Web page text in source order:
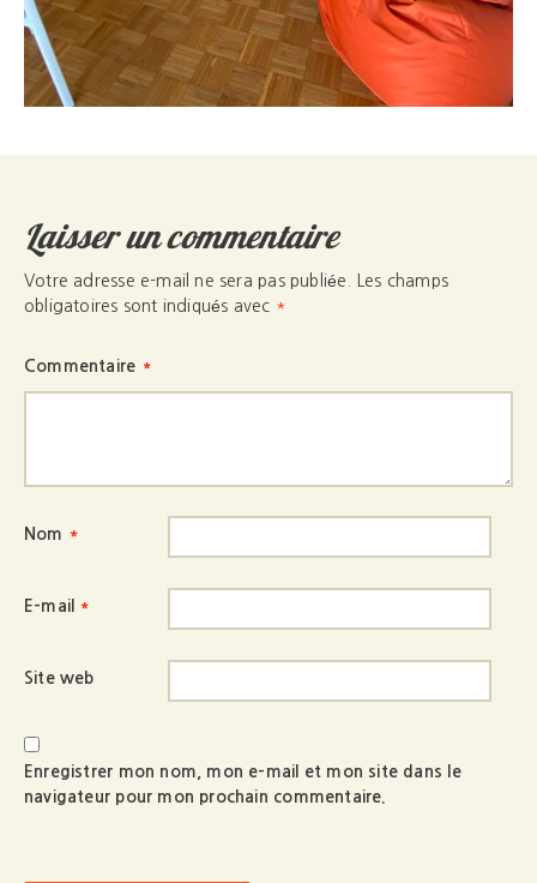
Laisser un commentaire
Votre adresse e-mail ne sera pas publiée.
Les champs
obligatoires sont indiqués avec *
Commentaire *
Nom *
E-mail *
Site web
Enregistrer mon nom, mon e-mail et mon site dans le
navigateur pour mon prochain commentaire.